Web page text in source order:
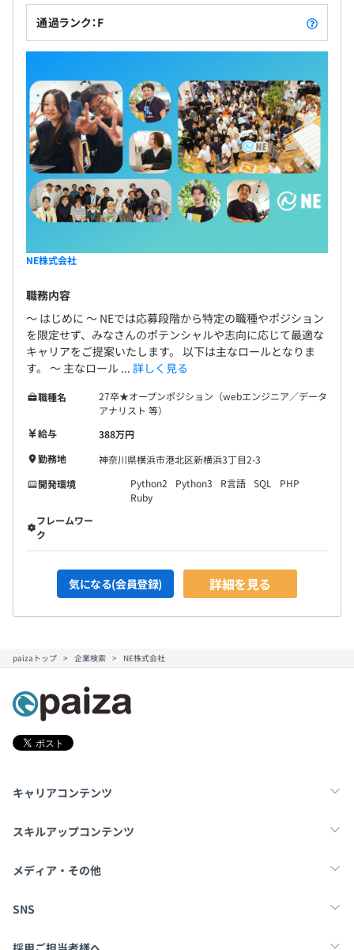
通過ランク：F
NE株式会社
職務内容
～ はじめに ～ NEでは応募段階から特定の職種やポジション
を限定せず、みなさんのポテンシャルや志向に応じて最適な
キャリアをご提案いたします。 以下は主なロールとなりま
す。 ～ 主なロール ... 詳しく見る
職種名
27卒★オープンポジション（webエンジニア／データ
アナリスト 等）
給与
388万円
勤務地
神奈川県横浜市港北区新横浜3丁目2-3
開発環境
Python2 Python3 R言語 SQL
PHP
Ruby
フレームワー
ク
気になる(会員登録) 詳細を見る
paizaトップ 企業検索 NE株式会社
キャリアコンテンツ
転職・キャリア
スキルアップコンテンツ
学習
メディア・その他
Tech Team Journal
SNS
X